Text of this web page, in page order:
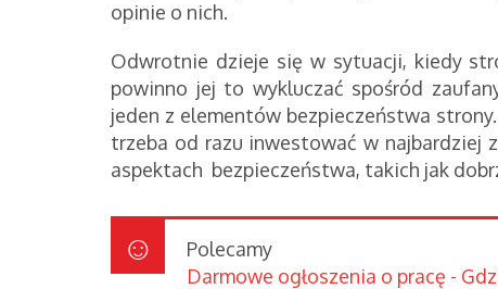
opinie o nich.
Odwrotnie dzieje się w sytuacji, kiedy
powinno jej to wykluczać spośród
jeden z elementów bezpieczeństwa
trzeba od razu inwestować w najbardziej
aspektach bezpieczeństwa, takich jak
Polecamy
Darmowe ogłoszenia o pracę -